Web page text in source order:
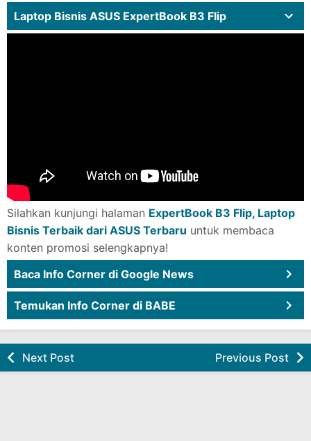
Laptop Bisnis ASUS ExpertBook B3 Flip
Silahkan kunjungi halaman ExpertBook B3 Flip, Laptop
Bisnis Terbaik dari ASUS Terbaru untuk membaca
konten promosi selengkapnya!
Baca Info Corner di Google News
Temukan Info Corner di BABE
Next Post Previous Post